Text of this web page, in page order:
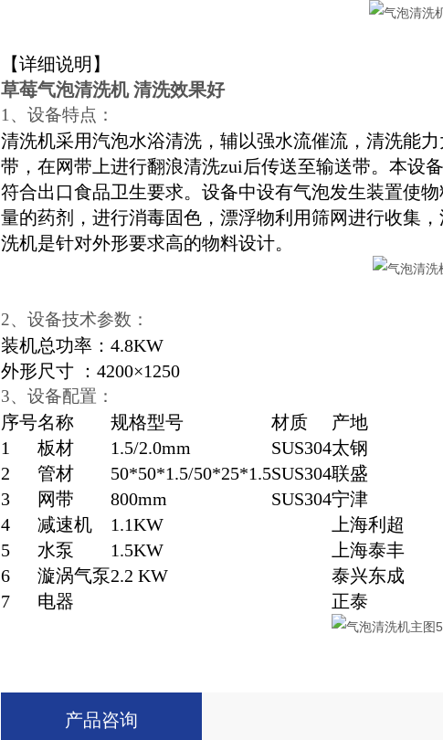
【详细说明】
草莓气泡清洗机 清洗效果好
1、设备特点：
清洗机采用汽泡水浴清洗，辅以强水流催流，清洗能
带，在网带上进行翻浪清洗zui后传送至输送带。本设
符合出口食品卫生要求。设备中设有气泡发生装置使
量的药剂，进行消毒固色，漂浮物利用筛网进行收集
洗机是针对外形要求高的物料设计。
2、设备技术参数：
装机总功率：4.8KW
外形尺寸 ：4200×1250
3、设备配置：
序号名称 规格型号 材质
产地
1
板材 1.5/2.0mm SUS304太钢
2
管材 50*50*1.5/50*25*1.5SUS304联盛
3
网带 800mm SUS304宁津
4
减速机 1.1KW
上海利超
5
水泵 1.5KW
上海泰丰
6
漩涡气泵2.2 KW
泰兴东成
7
电器 正泰
产品咨询